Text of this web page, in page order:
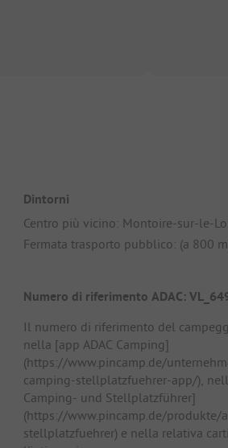
Dintorni
Centro più vicino: Montoire-sur-le-
Fermata trasporto pubblico: (a 800
Numero di riferimento ADAC:
Il numero di riferimento del
nella [app ADAC Camping]
(https://www.pincamp.de/
camping-stellplatzfuehrer-app/),
Camping- und Stellplatzführer]
(https://www.pincamp.de/produkte/
stellplatzfuehrer) e nella relativa